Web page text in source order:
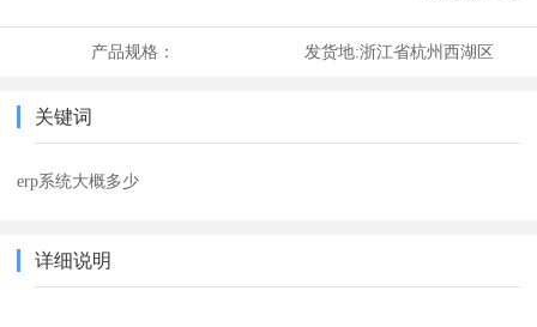
产品规格： 发货地:浙江省杭州西湖区
关键词
erp系统大概多少
详细说明